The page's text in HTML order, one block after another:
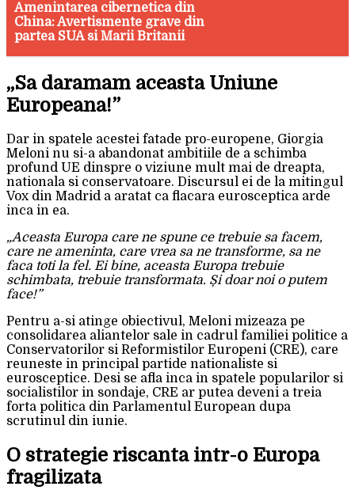
Amenintarea cibernetica din
China: Avertismente grave din
partea SUA si Marii Britanii
„Sa daramam aceasta Uniune
Europeana!”
Dar in spatele acestei fatade pro-europene, Giorgia
Meloni nu si-a abandonat ambitiile de a schimba
profund UE dinspre o viziune mult mai de dreapta,
nationala si conservatoare. Discursul ei de la mitingul
Vox din Madrid a aratat ca flacara eurosceptica arde
inca in ea.
„Aceasta Europa care ne spune ce trebuie sa facem,
care ne ameninta, care vrea sa ne transforme, sa ne
faca toti la fel. Ei bine, aceasta Europa trebuie
schimbata, trebuie transformata. Și doar noi o putem
face!”
Pentru a-si atinge obiectivul, Meloni mizeaza pe
consolidarea aliantelor sale in cadrul familiei politice a
Conservatorilor si Reformistilor Europeni (CRE), care
reuneste in principal partide nationaliste si
eurosceptice. Desi se afla inca in spatele popularilor si
socialistilor in sondaje, CRE ar putea deveni a treia
forta politica din Parlamentul European dupa
scrutinul din iunie.
O strategie riscanta intr-o Europa
fragilizata